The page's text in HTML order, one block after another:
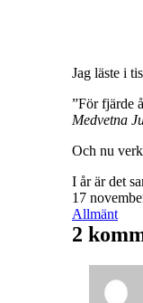
Jag läste i
”För fjärde
Medvetna
Och nu
I år är det
Publicerat
den
17
Kategoriserat
som
Allmänt
2